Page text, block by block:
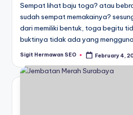
Sempat lihat baju toga? atau
sudah sempat memakainya?
dari memiliki bentuk, toga begitu
buktinya tidak ada yang
Posted
Sigit Hermawan SEO February 4,